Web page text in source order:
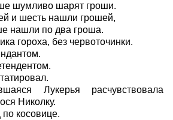
шумливо шарят гроши.
и шесть нашли грошей,
нашли по два гроша.
гороха, без червоточинки.
Лукерья расчувствовала
Николку.
косовице.